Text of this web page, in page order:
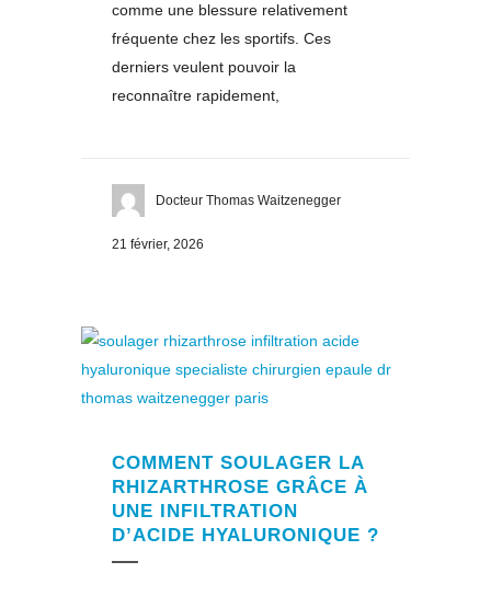
comme une blessure relativement
fréquente chez les sportifs. Ces
derniers veulent pouvoir la
reconnaître rapidement,
Docteur Thomas Waitzenegger
21 février, 2026
COMMENT SOULAGER LA
RHIZARTHROSE GRÂCE À
UNE INFILTRATION
D’ACIDE HYALURONIQUE ?